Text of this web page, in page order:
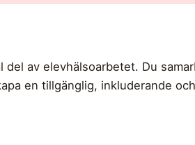
del av elevhälsoarbetet. Du
en tillgänglig, inkluderande